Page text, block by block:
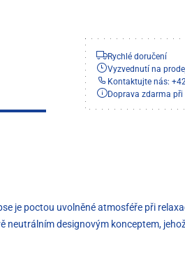
Rychlé doručení
Vyzvednutí na
Kontaktujte nás:
Doprava zdarma
je poctou uvolněné atmosféře při
neutrálním designovým konceptem,